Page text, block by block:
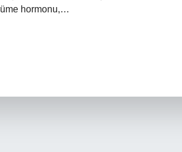
hormonu,…